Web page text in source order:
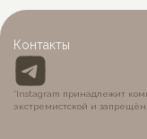
Контакты
*Instagram принадлежит
экстремистской и